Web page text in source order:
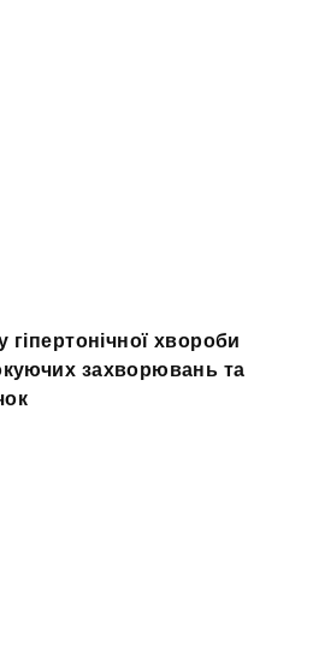
хвороби
захворювань та